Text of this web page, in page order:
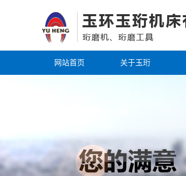
网站首页 关于玉珩